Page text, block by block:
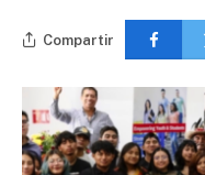
Compartir